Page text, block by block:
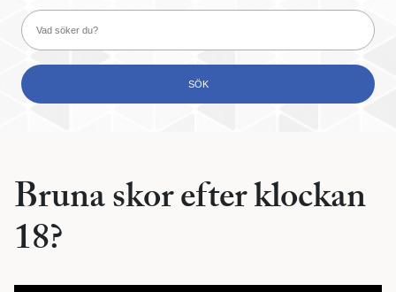
Bruna skor efter klockan
18?